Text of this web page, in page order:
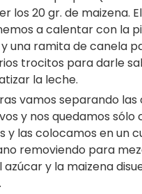
los 20 gr. de maizena.
a calentar con la
una ramita de canela
trocitos para darle
la leche.
vamos separando las
y nos quedamos sólo
y las colocamos en un
removiendo para
azúcar y la maizena